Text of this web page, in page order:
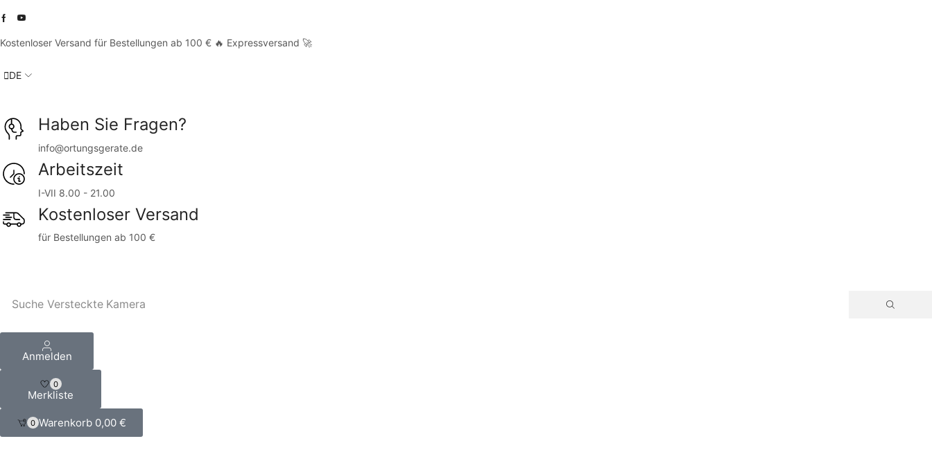
Kostenloser Versand für Bestellungen ab 100 € 🔥 Expressversand 🚀
DE
Haben Sie Fragen?
info@ortungsgerate.de
Arbeitszeit
I-VII 8.00 - 21.00
Kostenloser Versand
für Bestellungen ab 100 €
Suche Versteckte Kamera
Anmelden
0
Merkliste
0 Warenkorb 0,00 €